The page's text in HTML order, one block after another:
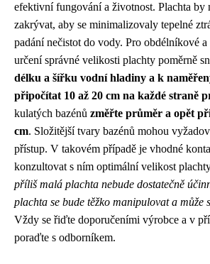
efektivní fungování a životnost. Plachta by
zakrývat, aby se minimalizovaly tepelné
padání nečistot do vody. Pro obdélníkové
určení správné velikosti plachty poměrně
délku a šířku vodní hladiny a k
připočítat 10 až 20 cm na každé straně
kulatých bazénů změřte průměr a opět
cm. Složitější tvary bazénů mohou
přístup. V takovém případě je vhodné
konzultovat s ním optimální velikost
příliš malá plachta nebude dostatečně
plachta se bude těžko manipulovat a může
Vždy se řiďte doporučeními výrobce a v
poraďte s odborníkem.